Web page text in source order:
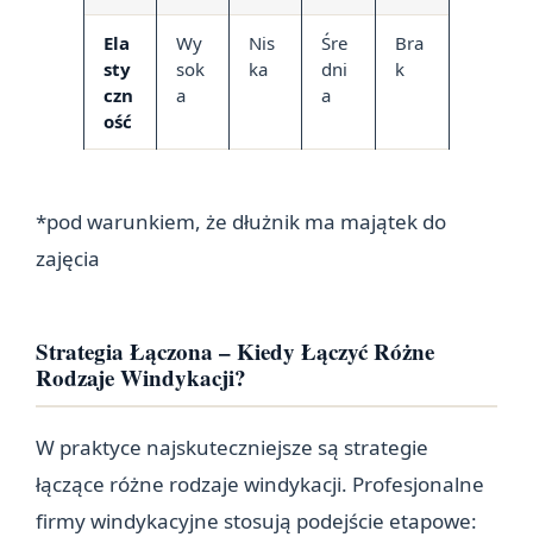
Ela
sty
czn
ość
Wy
sok
a
Nis
ka
Śre
dni
a
Bra
k
*pod warunkiem, że dłużnik ma majątek do
zajęcia
Strategia Łączona – Kiedy Łączyć Różne
Rodzaje Windykacji?
W praktyce najskuteczniejsze są strategie
łączące różne rodzaje windykacji. Profesjonalne
firmy windykacyjne stosują podejście etapowe: